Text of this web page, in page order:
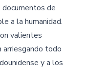
de
a la humanidad.
valientes
todo
y a los